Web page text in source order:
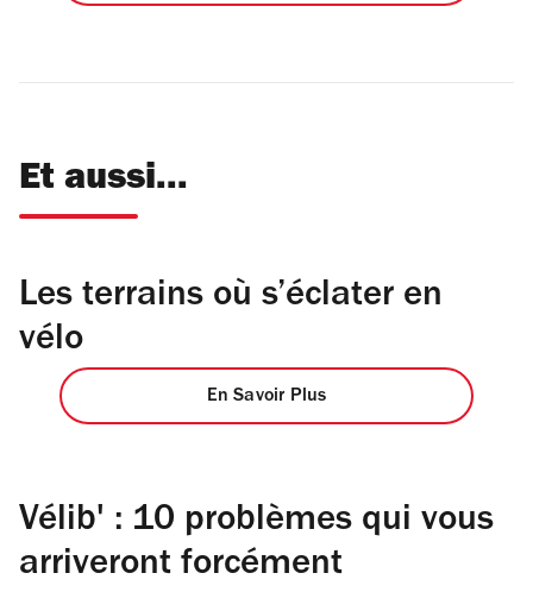
Et aussi...
Les terrains où s’éclater en
vélo
En Savoir Plus
Vélib' : 10 problèmes qui vous
arriveront forcément